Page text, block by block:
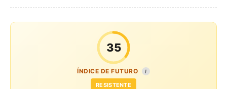
35
ÍNDICE DE FUTURO I
RESISTENTE